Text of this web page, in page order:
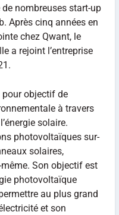
de nombreuses start-up
Après cinq années en
chez Qwant, le
a rejoint l’entreprise
pour objectif de
à travers
solaire.
photovoltaïques sur-
solaires,
Son objectif est
photovoltaïque
au plus grand
et son